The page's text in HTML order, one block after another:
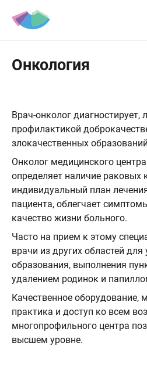
Онкология
Врач-онколог диагностирует,
профилактикой
злокачественных
Онколог медицинского
определяет наличие раковых
индивидуальный план
пациента, облегчает
качество жизни больного.
Часто на прием к этому
врачи из других областей
образования, выполнения
удалением родинок и
Качественное оборудование,
практика и доступ ко всем
многопрофильного центра
высшем уровне.